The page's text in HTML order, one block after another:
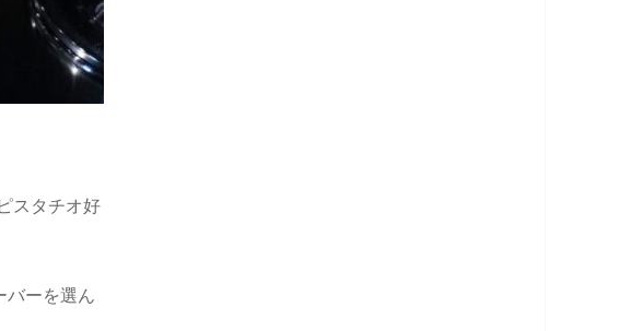
スタチオ好
バーを選ん